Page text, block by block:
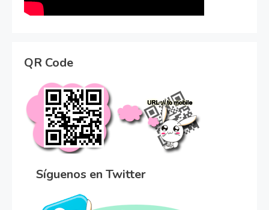
QR Code
Síguenos en Twitter